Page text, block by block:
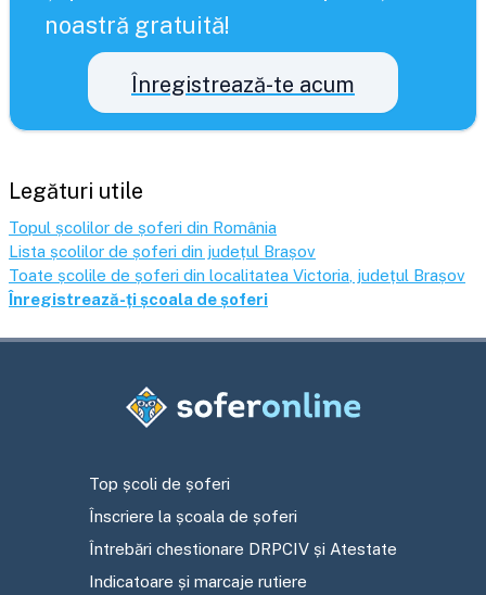
noastră gratuită!
Înregistrează-te acum
Legături utile
Topul școlilor de șoferi din România
Lista școlilor de șoferi din județul Brașov
Toate școlile de șoferi din localitatea Victoria , județul Brașov
Înregistrează-ți școala de șoferi
Top școli de șoferi
Înscriere la școala de șoferi
Întrebări chestionare DRPCIV și Atestate
Indicatoare și marcaje rutiere